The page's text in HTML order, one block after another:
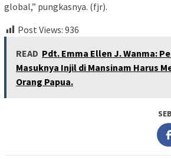
global,” pungkasnya. (fjr).
Post Views: 936
READ Pdt. Emma Ellen J. Wanma:
Masuknya Injil di Mansinam Harus
Orang Papua.